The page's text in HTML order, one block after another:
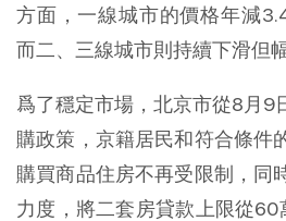
方面，一線城市的價格年減
而二、三線城市則持續下滑但
爲了穩定市場，北京市從8月9
購政策，京籍居民和符合條件
購買商品住房不再受限制，同
力度，將二套房貸款上限從60